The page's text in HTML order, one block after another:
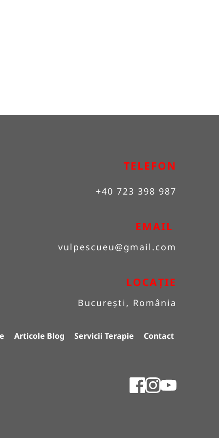
TELEFON
+40 723 398 987
EMAIL
vulpescueu@gmail.com
LOCAȚIE
București, România
Articole Blog Servicii Terapie Contact